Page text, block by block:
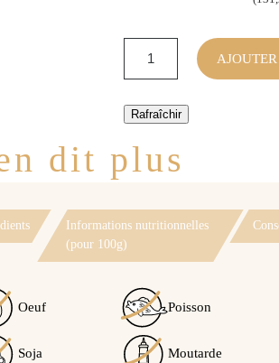
dit plus
Informations nutritionnelles
(pour 100g)
Oeuf Poisson
Soja Moutarde